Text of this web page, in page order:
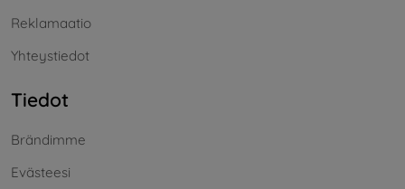
Reklamaatio
Yhteystiedot
Tiedot
Brändimme
Evästeesi